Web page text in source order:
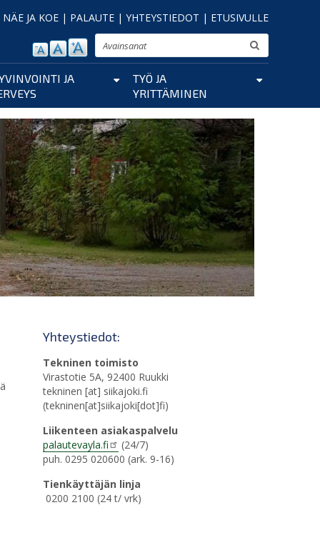
NÄE JA KOE | PALAUTE | YHTEYSTIEDOT | ETUSIVULLE
Etsi
JA
TYÖ JA
YRITTÄMINEN
Yhteystiedot:
Tekninen toimisto
Virastotie 5A, 92400 Ruukki
tekninen [at] siikajoki.fi
(tekninen[at]siikajoki[dot]fi)
Liikenteen asiakaspalvelu
palautevayla.fi
(24/7)
puh. 0295 020600 (ark. 9-16)
Tienkäyttäjän linja
0200 2100 (24 t/ vrk)